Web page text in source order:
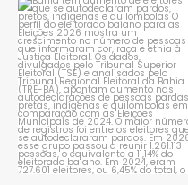
Bahia tem aumento de eleitores
que se autodeclaram...
1 0